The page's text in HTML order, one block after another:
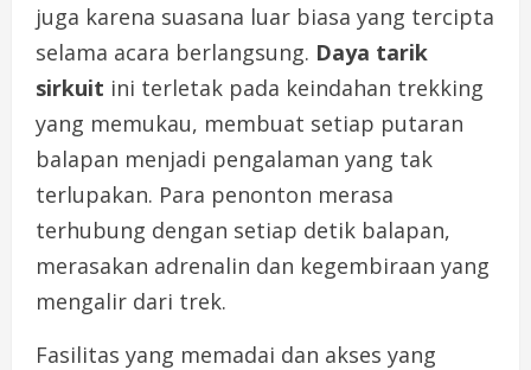
juga karena suasana luar biasa yang tercipta
selama acara berlangsung. Daya tarik
sirkuit ini terletak pada keindahan trekking
yang memukau, membuat setiap putaran
balapan menjadi pengalaman yang tak
terlupakan. Para penonton merasa
terhubung dengan setiap detik balapan,
merasakan adrenalin dan kegembiraan yang
mengalir dari trek.
Fasilitas yang memadai dan akses yang